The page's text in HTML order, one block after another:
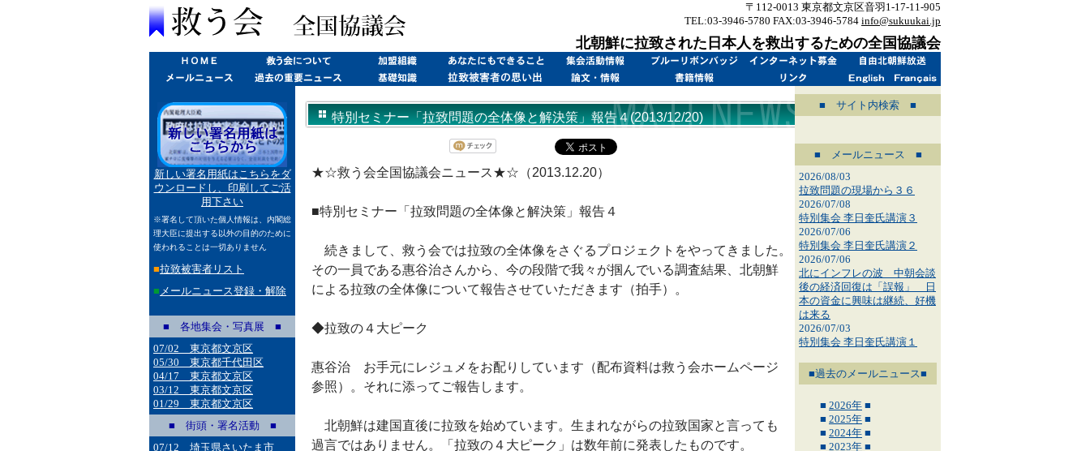
〒112-0013 東京都文京区音羽1-17-11-905
TEL:03-3946-5780 FAX:03-3946-5784 info@sukuukai.jp
北朝鮮に拉致された日本人を救出するための全国協議会
新しい署名用紙はこちらをダ
ウンロードし、印刷してご活
用下さい
※署名して頂いた個人情報は、内閣総
理大臣に提出する以外の目的のために
使われることは一切ありません
■拉致被害者リスト
■ メールニュース登録・解除
■ 各地集会・写真展 ■
07/02 東京都文京区
05/30 東京都千代田区
04/17 東京都文京区
03/12 東京都文京区
01/29 東京都文京区
■ 街頭・署名活動 ■
07/12 埼玉県さいたま市
特別セミナー「拉致問題の全体像と解決策」報告４(2013/12/20)
★☆救う会全国協議会ニュース★☆（2013.12.20）
■特別セミナー「拉致問題の全体像と解決策」報告４
続きまして、救う会では拉致の全体像をさぐるプロジェクトをやってきました。
その一員である惠谷治さんから、今の段階で我々が掴んでいる調査結果、北朝鮮
による拉致の全体像について報告させていただきます（拍手）。
◆拉致の４大ピーク
惠谷治 お手元にレジュメをお配りしています（配布資料は救う会ホームページ
参照）。それに添ってご報告します。
北朝鮮は建国直後に拉致を始めています。生まれながらの拉致国家と言っても
過言ではありません。「拉致の４大ピーク」は数年前に発表したものです。
■ サイト内検索 ■
■ メールニュース ■
2026/08/03
拉致問題の現場から３６
2026/07/08
特別集会 李日奎氏講演３
2026/07/06
特別集会 李日奎氏講演２
2026/07/06
北にインフレの波 中朝会談
後の経済回復は「誤報」 日
本の資金に興味は継続、好機
は来る
2026/07/03
特別集会 李日奎氏講演１
■過去のメールニュース■
■ 2026年 ■
■ 2025年 ■
■ 2024年 ■
■ 2023年 ■